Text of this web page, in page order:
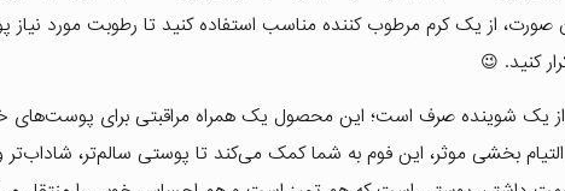
از یک کرم مرطوب کننده مناسب استفاده کنید تا رطوبت مورد نیاز
کنید. 😉
شوینده صرف است؛ این محصول یک همراه مراقبتی برای
بخشی موثر، این فوم به شما کمک می‌کند تا پوستی سالم‌تر، شاداب‌تر و